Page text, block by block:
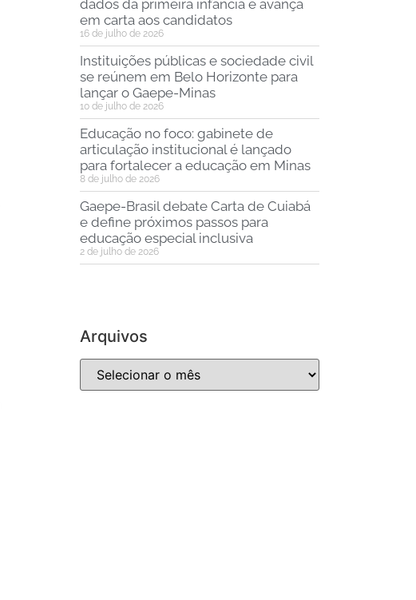
dados da primeira infância e avança
em carta aos candidatos
16 de julho de 2026
Instituições públicas e sociedade civil
se reúnem em Belo Horizonte para
lançar o Gaepe-Minas
10 de julho de 2026
Educação no foco: gabinete de
articulação institucional é lançado
para fortalecer a educação em Minas
8 de julho de 2026
Gaepe-Brasil debate Carta de Cuiabá
e define próximos passos para
educação especial inclusiva
2 de julho de 2026
Arquivos